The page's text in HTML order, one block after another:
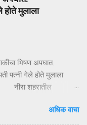
उभारलेल्या ‘सर्जिकल
युवकाची सुखरूप सुटका
गावात खळबळ दुपारचा
मुख्य रस्त्यावर
वाहन भरधाव वेगाने निघून
घडला की परिसरातील लोक
कुटुंबीयांनी पोलिसांशी
वाजू लागले. ‘ऑपरेशन
होते मुलाला
भिषण अपघात.
पत्नी गेले होते मुलाला
नीरा शहरातील
प्रयत्नातअधिक वाचा